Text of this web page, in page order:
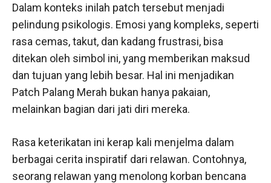
Dalam konteks inilah patch tersebut menjadi
pelindung psikologis. Emosi yang kompleks, seperti
rasa cemas, takut, dan kadang frustrasi, bisa
ditekan oleh simbol ini, yang memberikan maksud
dan tujuan yang lebih besar. Hal ini menjadikan
Patch Palang Merah bukan hanya pakaian,
melainkan bagian dari jati diri mereka.
Rasa keterikatan ini kerap kali menjelma dalam
berbagai cerita inspiratif dari relawan. Contohnya,
seorang relawan yang menolong korban bencana